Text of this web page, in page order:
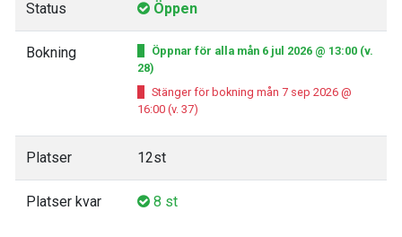
Status Öppen
Bokning
Öppnar för alla mån 6 jul 2026 @ 13:00 (v.
28)
Stänger för bokning mån 7 sep 2026 @
16:00 (v. 37)
Platser 12st
Platser kvar 8 st